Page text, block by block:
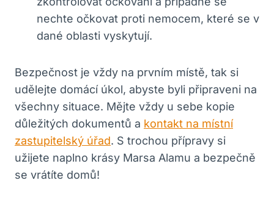
nechte očkovat proti nemocem, které se v
dané oblasti vyskytují.
Bezpečnost je vždy na prvním místě, tak si
udělejte domácí úkol, abyste byli připraveni na
všechny situace. Mějte vždy u sebe kopie
důležitých dokumentů a kontakt na místní
zastupitelský úřad. S trochou přípravy si
užijete naplno krásy Marsa Alamu a bezpečně
se vrátíte domů!